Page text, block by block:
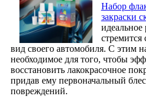
Набор
закраски
идеальное
стремится
вид своего автомобиля. С этим
необходимое для того, чтобы
восстановить лакокрасочное
придав ему первоначальный
повреждений.